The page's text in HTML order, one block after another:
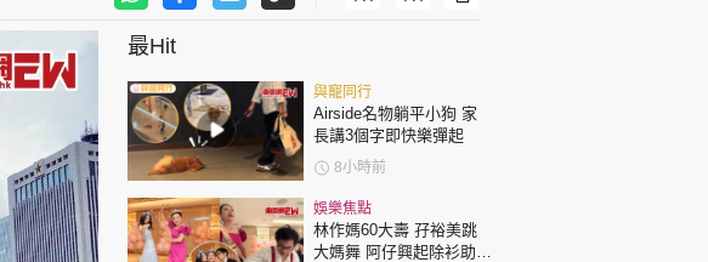
明
責
玲
娛樂名人
文化藝術
時政財經
健康生活
最Hit
與寵同行
Airside名物躺平小狗 家
長講3個字即快樂彈起
8小時前
娛樂焦點
林作媽60大壽 孖裕美跳
大媽舞 阿仔興起除衫助慶